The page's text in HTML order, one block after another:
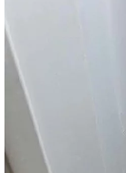
строительству и
специалистов
Мы предлагаем комплексные
по приемке новостроек,
Приемка новостройки
юриста при приемке
Строительная экспертиза
Взыскание с застройщика
недостатки
Взыскание с застройщика
ДДУ
Расторжение ДДУ в
Признание права